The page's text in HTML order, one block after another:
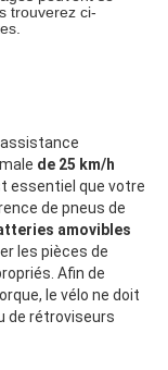
trouverez ci-
assistance
de 25 km/h
essentiel que votre
de pneus de
amovibles
les pièces de
Afin de
le vélo ne doit
de rétroviseurs